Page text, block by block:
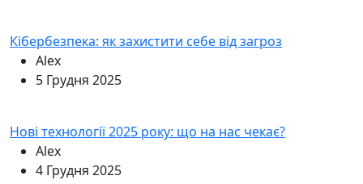
Кібербезпека: як захистити себе від загроз
Alex
5 Грудня 2025
Нові технології 2025 року: що на нас чекає?
Alex
4 Грудня 2025